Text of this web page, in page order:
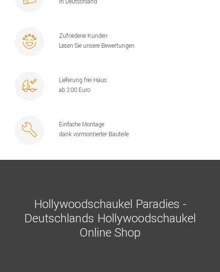
Zufriedene Kunden
Lesen Sie unsere Bewertungen
Lieferung frei Haus
ab 200 Euro
Einfache Montage
dank vormontierter Bauteile
Hollywoodschaukel Paradies -
Deutschlands Hollywoodschaukel
Online Shop